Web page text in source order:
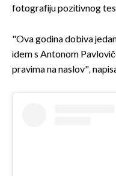
fotografiju pozitivnog
"Ova godina dobiva
idem s Antonom
pravima na naslov",